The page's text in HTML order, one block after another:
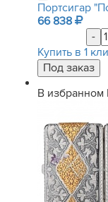
Портсигар
66 838
-
Купить в 1
В избранном